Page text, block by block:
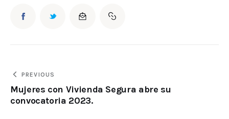
PREVIOUS
Mujeres con Vivienda Segura abre su
convocatoria 2023.